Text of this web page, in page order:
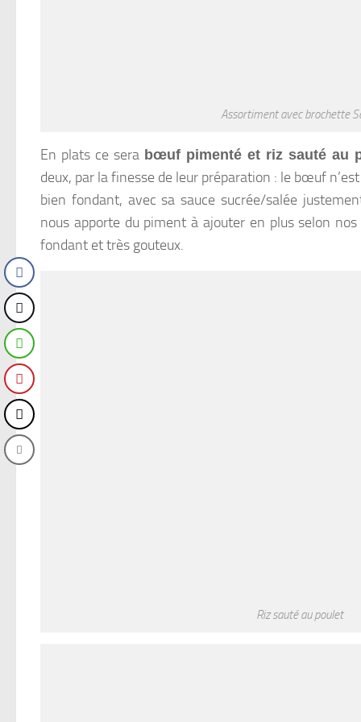
Assortiment avec brochette
En plats ce sera bœuf pimenté et riz sauté au
deux, par la finesse de leur préparation : le bœuf
bien fondant, avec sa sauce sucrée/salée
nous apporte du piment à ajouter en plus selon
fondant et très gouteux.
Riz sauté au poulet